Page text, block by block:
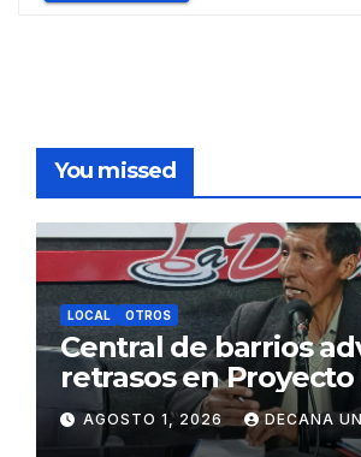
You missed
LOCAL OTROS
Central de barrios
retrasos en
de Agua y
Juliaca
AGOSTO 1, 2026 DECANA